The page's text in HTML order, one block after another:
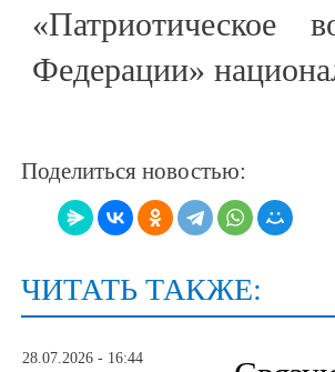
«Патриотическое
Федерации»
Поделиться новостью:
ЧИТАТЬ ТАКЖЕ:
28.07.2026 - 16:44